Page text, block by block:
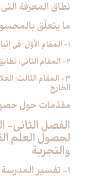
نطاق المعرفة
ما يتعلّق
1- المقام الأوّل: في إثبات أصل المحسوس في الخارج
2- المقام الثاني: تطابق الواقع الموضوعي مع المعلوم بالذات
3- المقام الثالث:
الخارج
مقدّمات حول حصول
الفصل الثاني-
لحصول العلم
والتجربة
1- تفسير المدرسة العقليّة